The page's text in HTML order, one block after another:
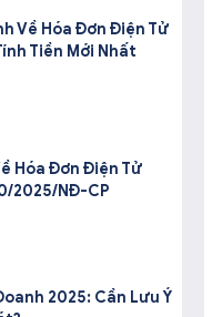
Về Hóa Đơn Điện Tử
Tiền Mới Nhất
Hóa Đơn Điện Tử
2025/NĐ-CP
2025: Cần Lưu Ý